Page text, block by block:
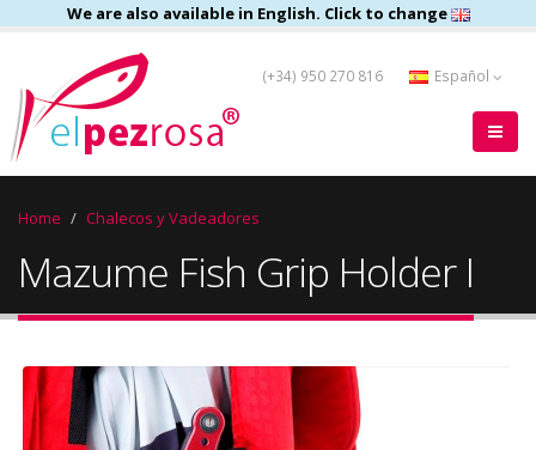
We are also available in English. Click to change
(+34) 950 270 816 Español
Home Chalecos y Vadeadores
Mazume Fish Grip Holder I